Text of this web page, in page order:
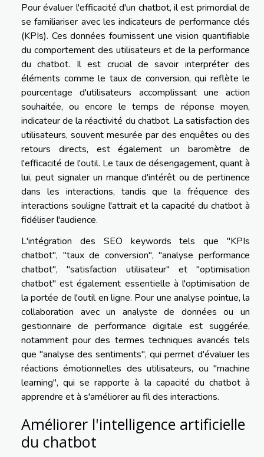
Pour évaluer l'efficacité d'un chatbot, il est primordial de
se familiariser avec les indicateurs de performance clés
(KPIs). Ces données fournissent une vision quantifiable
du comportement des utilisateurs et de la performance
du chatbot. Il est crucial de savoir interpréter des
éléments comme le taux de conversion, qui reflète le
pourcentage d'utilisateurs accomplissant une action
souhaitée, ou encore le temps de réponse moyen,
indicateur de la réactivité du chatbot. La satisfaction des
utilisateurs, souvent mesurée par des enquêtes ou des
retours directs, est également un baromètre de
l'efficacité de l'outil. Le taux de désengagement, quant à
lui, peut signaler un manque d'intérêt ou de pertinence
dans les interactions, tandis que la fréquence des
interactions souligne l'attrait et la capacité du chatbot à
fidéliser l'audience.
L'intégration des SEO keywords tels que "KPIs
chatbot", "taux de conversion", "analyse performance
chatbot", "satisfaction utilisateur" et "optimisation
chatbot" est également essentielle à l'optimisation de
la portée de l'outil en ligne. Pour une analyse pointue, la
collaboration avec un analyste de données ou un
gestionnaire de performance digitale est suggérée,
notamment pour des termes techniques avancés tels
que "analyse des sentiments", qui permet d'évaluer les
réactions émotionnelles des utilisateurs, ou "machine
learning", qui se rapporte à la capacité du chatbot à
apprendre et à s'améliorer au fil des interactions.
Améliorer l'intelligence artificielle
du chatbot